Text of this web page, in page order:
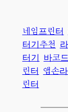
네임프린터
터기추천
터기
바코
린터
앱손
린터